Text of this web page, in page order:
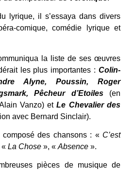
lyrique, il s’essaya dans divers
comique, comédie lyrique et
la liste de ses œuvres
les plus importantes : Colin-
Alyne, Poussin, Roger
Pêcheur d’Etoiles (en
Vanzo) etLe Chevalier des
avec Bernard Sinclair).
composé des chansons : « C’est
« La Chose », « Absence ».
pièces de musique de